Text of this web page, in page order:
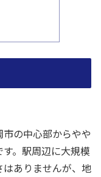
の中心部からやや
。駅周辺に大規模
ありませんが、地